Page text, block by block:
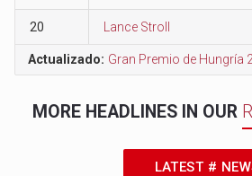
20 Lance Stroll
Actualizado: Gran Premio de Hungría
MORE HEADLINES IN OUR
LATEST #